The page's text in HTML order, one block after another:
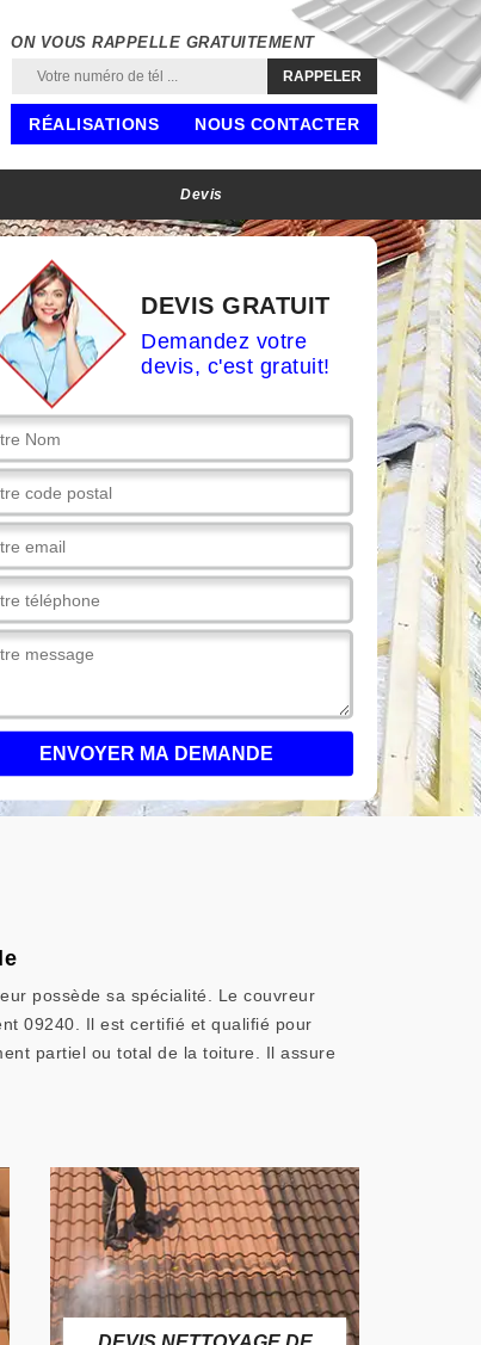
ON VOUS RAPPELLE GRATUITEMENT
RÉALISATIONS NOUS CONTACTER
Devis
DEVIS GRATUIT
Demandez votre
devis, c'est gratuit!
possède sa spécialité. Le couvreur
09240. Il est certifié et qualifié pour
partiel ou total de la toiture. Il assure